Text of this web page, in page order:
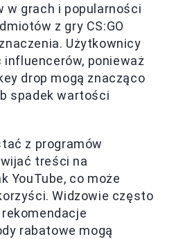
w grach i popularności
z gry CS:GO
Użytkownicy
ponieważ
drop mogą znacząco
spadek wartości
z programów
treści na
YouTube, co może
Widzowie często
rabatowe mogą